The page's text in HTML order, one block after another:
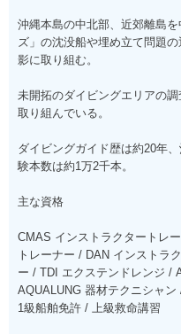
沖縄本島の中北部、近郊離島
ズ」の沈没船や埋め立て問題
影に取り組む。
未開拓のダイビングエリアの
取り組んでいる。
ダイビングガイド歴は約20年
験本数は約1万2千本。
主な資格
CMAS インストラクタートレ
トレーナー / DAN インストラ
ー / TDI エクステンドレンジ /
AQUALUNG 器材テクニシャ
1級船舶免許 / 上級救命講習